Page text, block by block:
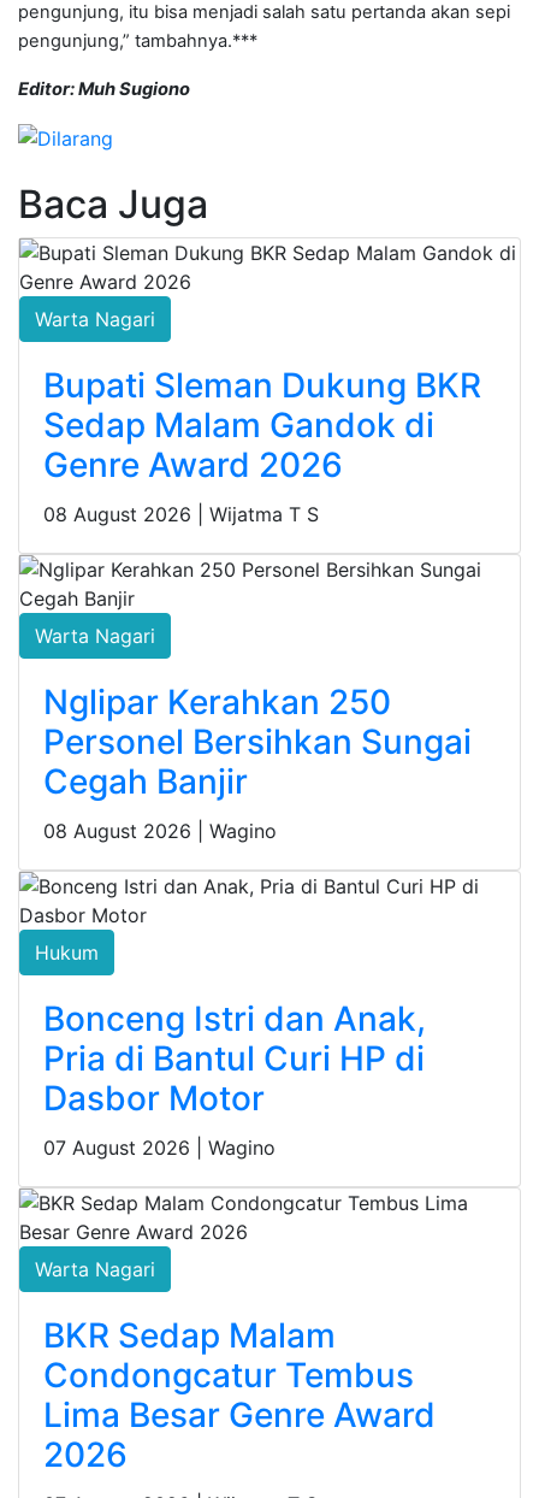
pengunjung, itu bisa menjadi salah satu pertanda akan sepi
pengunjung,” tambahnya.***
Editor: Muh Sugiono
Baca Juga
Warta Nagari
Bupati Sleman Dukung BKR
Sedap Malam Gandok di
Genre Award 2026
08 August 2026 | Wijatma T S
Warta Nagari
Nglipar Kerahkan 250
Personel Bersihkan Sungai
Cegah Banjir
08 August 2026 | Wagino
Hukum
Bonceng Istri dan Anak,
Pria di Bantul Curi HP di
Dasbor Motor
07 August 2026 | Wagino
Warta Nagari
BKR Sedap Malam
Condongcatur Tembus
Lima Besar Genre Award
2026